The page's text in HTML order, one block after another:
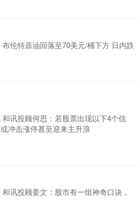
布伦特原油回落至70美元/桶下方 日内跌
和讯投顾何思：若股票出现以下4个信
冲击涨停甚至迎来主升浪
讯投顾姜文：股市有一组神奇口诀，